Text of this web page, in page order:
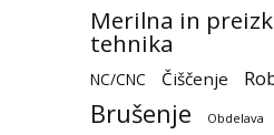
Merilna in
tehnika
NC/CNC Čiščenje
Brušenje Obdelava